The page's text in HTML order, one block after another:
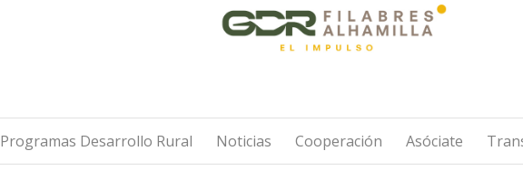
Programas Desarrollo Rural Noticias Cooperación Asóciate